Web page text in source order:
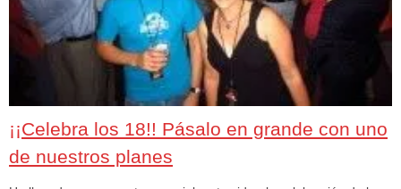
¡¡Celebra los 18!! Pásalo en grande con uno
de nuestros planes